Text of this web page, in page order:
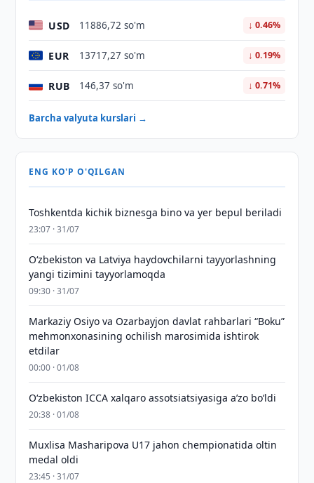
USD 11886,72 so'm ↓ 0.46%
EUR 13717,27 so'm ↓ 0.19%
RUB 146,37 so'm ↓ 0.71%
Barcha valyuta kurslari →
ENG KO'P O'QILGAN
Toshkentda kichik biznesga bino va yer bepul beriladi
23:07 · 31/07
Oʻzbekiston va Latviya haydovchilarni tayyorlashning
yangi tizimini tayyorlamoqda
09:30 · 31/07
Markaziy Osiyo va Ozarbayjon davlat rahbarlari “Boku”
mehmonxonasining ochilish marosimida ishtirok
etdilar
00:00 · 01/08
O‘zbekiston ICCA xalqaro assotsiatsiyasiga aʼzo bo‘ldi
20:38 · 01/08
Muxlisa Masharipova U17 jahon chempionatida oltin
medal oldi
23:45 · 31/07